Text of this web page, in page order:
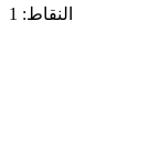
النقاط: 1